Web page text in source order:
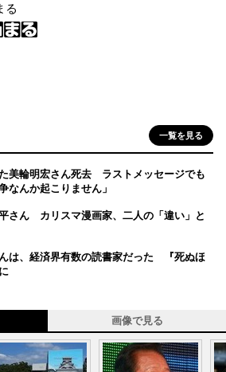
る
一覧を見る
美輪明宏さん死去 ラストメッセージでも
んか起こりません」
さん カリスマ漫画家、二人の「違い」と
は、経済界有数の読書家だった 『死ぬほ
画像で見る